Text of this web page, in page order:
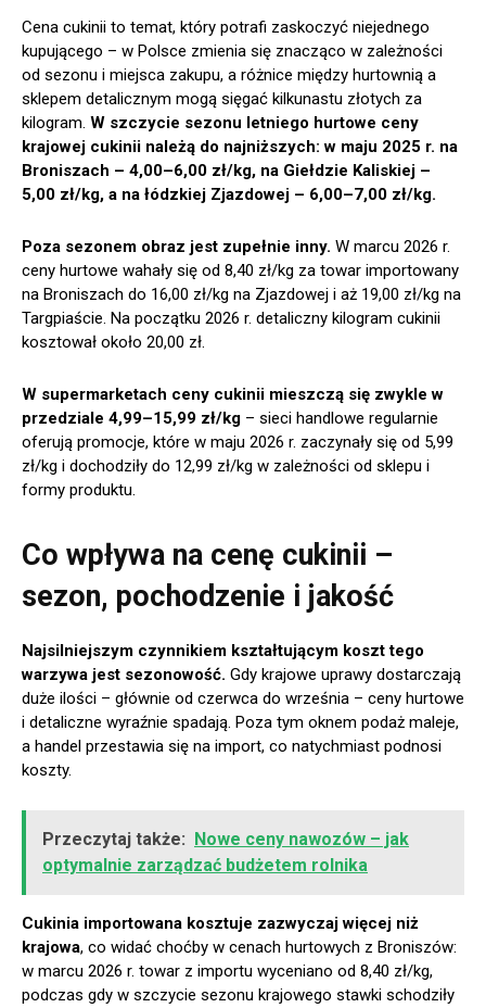
Cena cukinii to temat, który potrafi zaskoczyć niejednego
kupującego – w Polsce zmienia się znacząco w zależności
od sezonu i miejsca zakupu, a różnice między hurtownią a
sklepem detalicznym mogą sięgać kilkunastu złotych za
kilogram. W szczycie sezonu letniego hurtowe ceny
krajowej cukinii należą do najniższych: w maju 2025 r. na
Broniszach – 4,00–6,00 zł/kg, na Giełdzie Kaliskiej –
5,00 zł/kg, a na łódzkiej Zjazdowej – 6,00–7,00 zł/kg.
Poza sezonem obraz jest zupełnie inny. W marcu 2026 r.
ceny hurtowe wahały się od 8,40 zł/kg za towar importowany
na Broniszach do 16,00 zł/kg na Zjazdowej i aż 19,00 zł/kg na
Targpiaście. Na początku 2026 r. detaliczny kilogram cukinii
kosztował około 20,00 zł.
W supermarketach ceny cukinii mieszczą się zwykle w
przedziale 4,99–15,99 zł/kg – sieci handlowe regularnie
oferują promocje, które w maju 2026 r. zaczynały się od 5,99
zł/kg i dochodziły do 12,99 zł/kg w zależności od sklepu i
formy produktu.
Co wpływa na cenę cukinii –
sezon, pochodzenie i jakość
Najsilniejszym czynnikiem kształtującym koszt tego
warzywa jest sezonowość. Gdy krajowe uprawy dostarczają
duże ilości – głównie od czerwca do września – ceny hurtowe
i detaliczne wyraźnie spadają. Poza tym oknem podaż maleje,
a handel przestawia się na import, co natychmiast podnosi
koszty.
Przeczytaj także:
Nowe ceny nawozów – jak
optymalnie zarządzać budżetem rolnika
Cukinia importowana kosztuje zazwyczaj więcej niż
krajowa, co widać choćby w cenach hurtowych z Broniszów:
w marcu 2026 r. towar z importu wyceniano od 8,40 zł/kg,
podczas gdy w szczycie sezonu krajowego stawki schodziły